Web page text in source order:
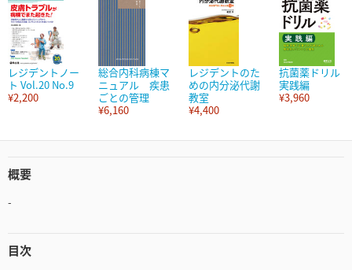
レジデントノー
ト Vol.20 No.9
¥2,200
総合内科病棟マ
ニュアル 疾患
ごとの管理
¥6,160
レジデントのた
めの内分泌代謝
教室
¥4,400
抗菌薬ドリル
実践編
¥3,960
概要
-
目次